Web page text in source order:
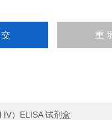
）ELISA 试剂盒